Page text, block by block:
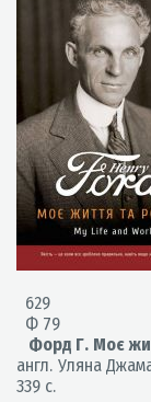
629
Ф 79
Форд Г. Моє
англ. Уляна
339 с.